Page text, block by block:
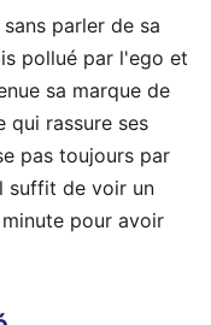
parler de sa
pollué par l'ego et
sa marque de
qui rassure ses
pas toujours par
suffit de voir un
pour avoir